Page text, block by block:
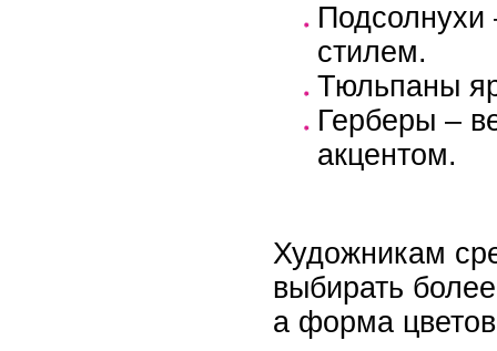
Подсолнухи
стилем.
Тюльпаны
Герберы –
акцентом.
Художникам
выбирать
а форма